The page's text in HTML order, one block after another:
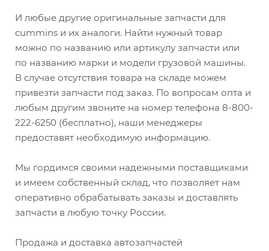
И любые другие оригинальные запчасти для
cummins и их аналоги. Найти нужный товар
можно по названию или артикулу запчасти или
по названию марки и модели грузовой машины.
В случае отсутствия товара на складе можем
привезти запчасти под заказ. По вопросам опта и
любым другим звоните на номер телефона 8-800-
222-6250 (бесплатно), наши менеджеры
предоставят необходимую информацию.
Мы гордимся своими надежными поставщиками
и имеем собственный склад, что позволяет нам
оперативно обрабатывать заказы и доставлять
запчасти в любую точку России.
Продажа и доставка автозапчастей